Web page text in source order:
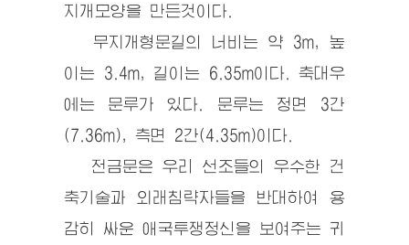
지개모양을 만든것이다.
무지개형문길의 너비는 약 3m, 높
이는 3.4m, 길이는 6.35m이다. 축대우
에는 문루가 있다. 문루는 정면 3간
(7.36m), 측면 2간(4.35m)이다.
전금문은 우리 선조들의 우수한 건
축기술과 외래침략자들을 반대하여 용
감히 싸운 애국투쟁정신을 보여주는 귀